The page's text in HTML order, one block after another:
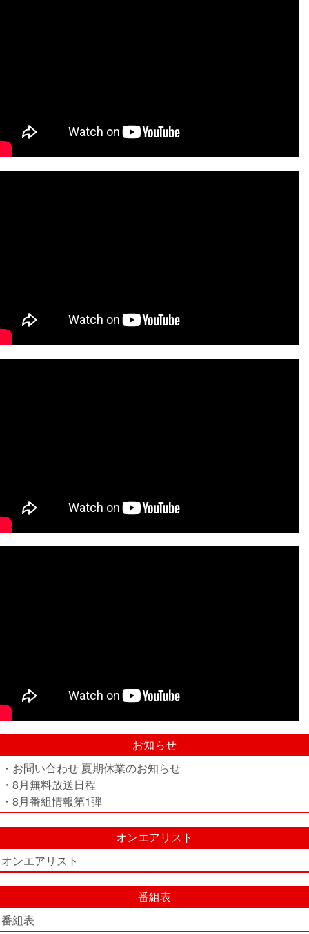
お知らせ
・お問い合わせ 夏期休業のお知らせ
・8月無料放送日程
・8月番組情報第1弾
オンエアリスト
オンエアリスト
番組表
番組表